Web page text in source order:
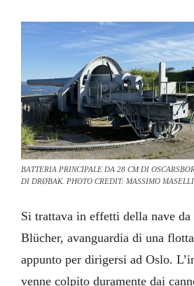
BATTERIA PRINCIPALE DA 28 CM DI
DI DRØBAK. PHOTO CREDIT: MASSIMO MASELLI.
Si trattava in effetti della nave da
Blücher, avanguardia di una
appunto per dirigersi ad Oslo.
venne colpito duramente dai